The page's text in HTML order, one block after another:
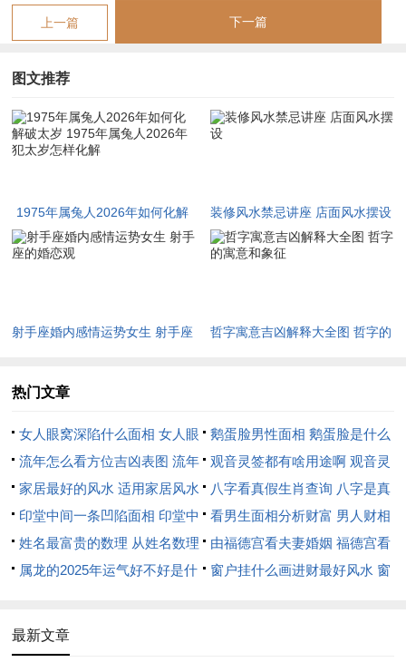
→ 财星受制，故财运起伏极大，若原局或大运有湿土（辰、
北为坎宫，五行属水，本为调候用神之所在，然丙午年太岁在正
南离宫，其冲射之力直指正北，若办公位、卧室或大门开于此
避金器、红物。
在平安防护与化泄凶气上可于此方位隐秘处安放祥安阁联吉锦
丙午火旺金熔，金为木之官杀，亦为财之根，岁运之中财根受
微薄，回款困难，常有命主于此年陷入三角债务纠纷，或为他人
若妄图多元化扩张。或涉足陌生范围极易被旺火所惑，判断失
误，陷入破财之局，伤官之气亦主孤高，言语直接，易得罪客户
与领导，故修心养性，与缓待人亦为化煞生财之要诀，此破耗之
象，若调候得宜，反可迫使命主去芜存菁，摒弃不良业务，专注
丙午流年对乙卯人情感家宅与康宁之考验及护持
上一篇 下一篇
图文推荐
1975年属兔人2026年如何化解
破太岁 1975年属兔人2026年犯
装修风水禁忌讲座 店面风水摆设
射手座婚内感情运势女生 射手座
哲字寓意吉凶解释大全图 哲字的
热门文章
女人眼窝深陷什么面相 女人眼
窝深陷是短命相吗
鹅蛋脸男性面相 鹅蛋脸是什么
脸型男性
流年怎么看方位吉凶表图 流年
位置怎么看
观音灵签都有啥用途啊 观音灵
签全部签签词
家居最好的风水 适用家居风水
八字看真假生肖查询 八字是真
还是假
印堂中间一条凹陷面相 印堂中
间有条线沟好不好
看男生面相分析财富 男人财相
从哪里看
姓名最富贵的数理 从姓名数理
看富豪
由福德宫看夫妻婚姻 福德宫看
配偶生肖
属龙的2025年运气好不好是什
2025年属龙人的全年运势
窗户挂什么画进财最好风水 窗
最新文章